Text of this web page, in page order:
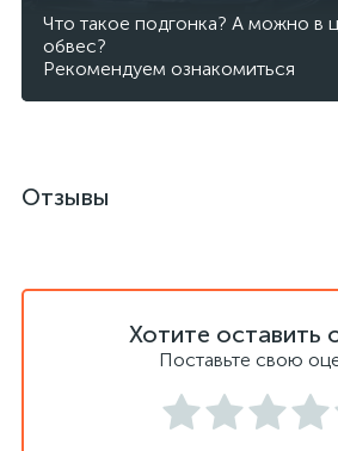
Что такое подгонка? А можно в
обвес?
Рекомендуем ознакомиться
Отзывы
Хотите оставить
Поставьте свою